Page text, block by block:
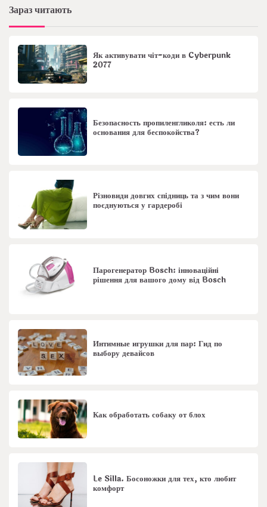
Зараз читають
Як активувати чіт-коди в Cyberpunk
2077
Безопасность пропиленгликоля: есть ли
основания для беспокойства?
Різновиди довгих спідниць та з чим вони
поєднуються у гардеробі
Парогенератор Bosch: інноваційні
рішення для вашого дому від Bosch
Интимные игрушки для пар: Гид по
выбору девайсов
Как обработать собаку от блох
Le Silla. Босоножки для тех, кто любит
комфорт